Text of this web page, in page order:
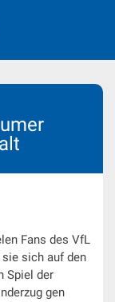
Fans des VfL
sie sich auf den
Spiel der
gen